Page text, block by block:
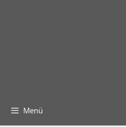
Menü